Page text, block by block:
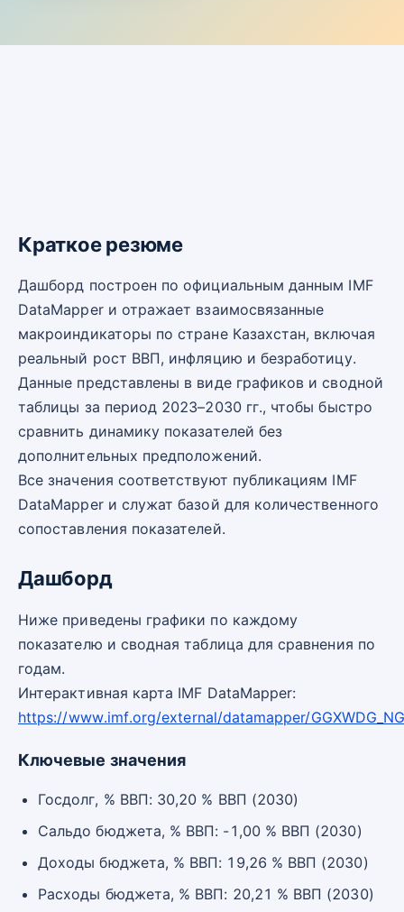
Краткое резюме
Дашборд построен по официальным данным IMF
DataMapper и отражает взаимосвязанные
макроиндикаторы по стране Казахстан, включая
реальный рост ВВП, инфляцию и безработицу.
Данные представлены в виде графиков и сводной
таблицы за период 2023–2030 гг., чтобы быстро
сравнить динамику показателей без
дополнительных предположений.
Все значения соответствуют публикациям IMF
DataMapper и служат базой для количественного
сопоставления показателей.
Дашборд
Ниже приведены графики по каждому
показателю и сводная таблица для сравнения по
годам.
Интерактивная карта IMF DataMapper:
https://www.imf.org/external/datamapper/
Ключевые значения
Госдолг, % ВВП: 30,20 % ВВП (2030)
Сальдо бюджета, % ВВП: -1,00 % ВВП (2030)
Доходы бюджета, % ВВП: 19,26 % ВВП (2030)
Расходы бюджета, % ВВП: 20,21 % ВВП (2030)